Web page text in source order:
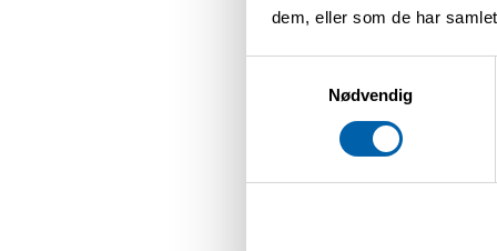
dem, eller som de har
Nødvendig
Valg av
Det er vesentlig at
behov for et veldig
tøyvaskemiddel blir